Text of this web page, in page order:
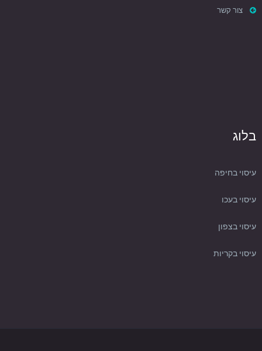
צור קשר
בלוג
עיסוי בחיפה
עיסוי בעכו
עיסוי בצפון
עיסוי בקריות